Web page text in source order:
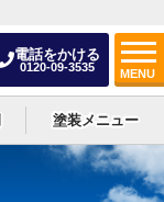
電話をかける
0120-09-3535
MENU
塗装メニュー